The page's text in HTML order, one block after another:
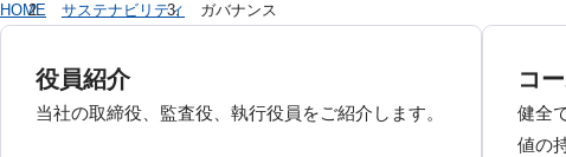
HOME サステナビリティ ガバナンス
役員紹介
当社の取締役、監査役、執行役員をご紹介します。
コ
健全
値の